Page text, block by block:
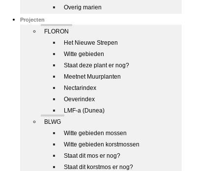
Overig marien
Projecten
FLORON
Het Nieuwe Strepen
Witte gebieden
Staat deze plant er nog?
Meetnet Muurplanten
Nectarindex
Oeverindex
LMF-a (Dunea)
BLWG
Witte gebieden mossen
Witte gebieden korstmossen
Staat dit mos er nog?
Staat dit korstmos er nog?